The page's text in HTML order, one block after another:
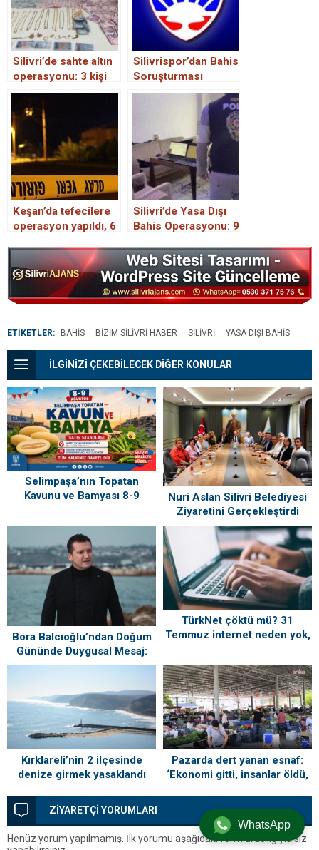
Silivri’de sahte altın
operasyonu: 3 kişi
gözaltına alındı!
Silivrispor’dan Bahis
Soruşturması
Açıklaması: “Hiçbir
Futbolcumuz Bahis
Faaliyetinde Yer
Almamıştır”
Keşan’da tefecilere
operasyon yapıldı, 6
Silivri’de Yasa Dışı
Bahis Operasyonu: 9
ETİKETLER: BAHIS BIZIM SILIVRI HABER SILIVRI YASA DIŞI BAHIS
İLGİNİZİ ÇEKEBİLECEK DİĞER KONULAR
Selimpaşa’nın Topatan
Kavunu ve Bamyası 8-9
Buluşuyor
Nuri Aslan Silivri Belediyesi
Ziyaretini Gerçekleştirdi
Bora Balcıoğlu’ndan Doğum
Gününde Duygusal Mesaj:
“Silivri’mi Çok Özlüyorum”
TürkNet çöktü mü? 31
Temmuz internet neden yok,
Kırklareli’nin 2 ilçesinde
denize girmek yasaklandı
Pazarda dert yanan esnaf:
‘Ekonomi gitti, insanlar öldü,
ZİYARETÇİ YORUMLARI
Henüz yorum yapılmamış. İlk yorumu aşağıdaki form aracılığıyla siz
WhatsApp